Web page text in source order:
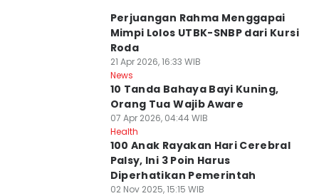
Perjuangan Rahma Menggapai
Mimpi Lolos UTBK-SNBP dari Kursi
Roda
21 Apr 2026, 16:33 WIB
News
10 Tanda Bahaya Bayi Kuning,
Orang Tua Wajib Aware
07 Apr 2026, 04:44 WIB
Health
100 Anak Rayakan Hari Cerebral
Palsy, Ini 3 Poin Harus
Diperhatikan Pemerintah
02 Nov 2025, 15:15 WIB